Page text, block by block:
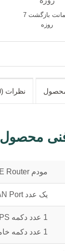
ضمانت بازگشت 7
روزه
نظرات (0)
محصول
مودم 4G LTE Router
یک عدد 10/100Mbps LAN Port, یک عدد 10/100Mbps LAN/WAN Port, یک عدد Nano SIM Card Slot
1 عدد دکمه WPS
1 عدد دکمه خاموش/روشن کردن دستگاه